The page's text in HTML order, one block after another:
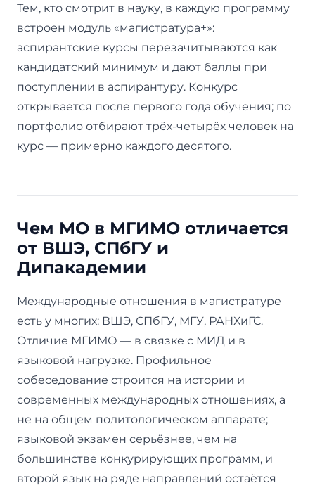
Тем, кто смотрит в науку, в каждую программу
встроен модуль «магистратура+»:
аспирантские курсы перезачитываются как
кандидатский минимум и дают баллы при
поступлении в аспирантуру. Конкурс
открывается после первого года обучения; по
портфолио отбирают трёх-четырёх человек на
курс — примерно каждого десятого.
Чем МО в МГИМО отличается
от ВШЭ, СПбГУ и
Дипакадемии
Международные отношения в магистратуре
есть у многих: ВШЭ, СПбГУ, МГУ, РАНХиГС.
Отличие МГИМО — в связке с МИД и в
языковой нагрузке. Профильное
собеседование строится на истории и
современных международных отношениях, а
не на общем политологическом аппарате;
языковой экзамен серьёзнее, чем на
большинстве конкурирующих программ, и
второй язык на ряде направлений остаётся